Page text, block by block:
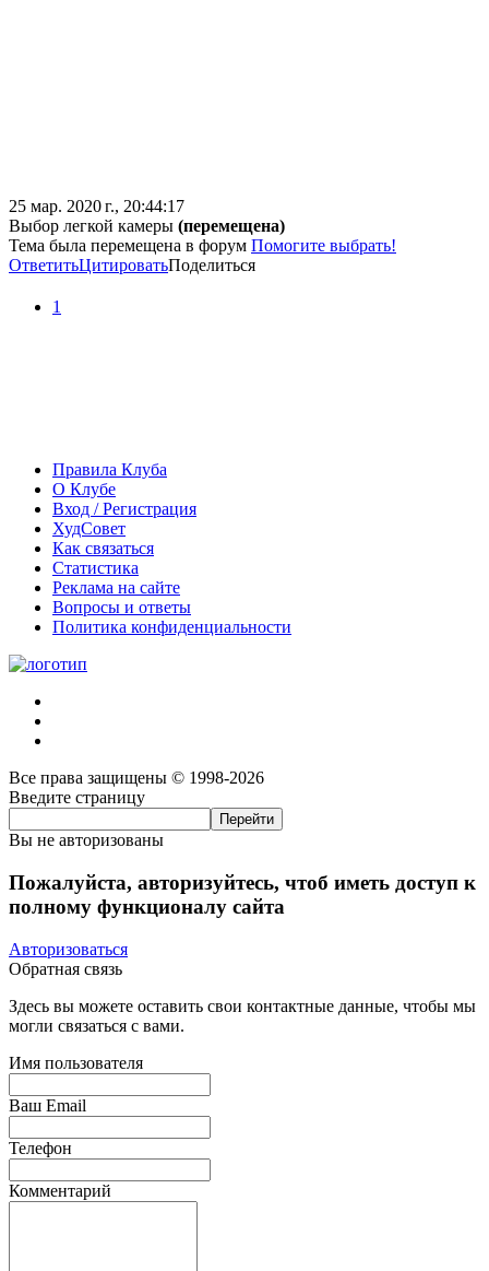
25 мар. 2020 г., 20:44:17
Выбор легкой камеры (перемещена)
Тема была перемещена в форум Помогите выбрать!
ОтветитьЦитироватьПоделиться
1
Правила Клуба
О Клубе
Вход / Регистрация
ХудСовет
Как связаться
Статистика
Реклама на сайте
Вопросы и ответы
Политика конфиденциальности
Все права защищены © 1998-2026
Введите страницу
Вы не авторизованы
Пожалуйста, авторизуйтесь, чтоб иметь доступ к
полному функционалу сайта
Авторизоваться
Обратная связь
Здесь вы можете оставить свои контактные данные, чтобы мы
могли связаться с вами.
Имя пользователя
Ваш Email
Телефон
Комментарий